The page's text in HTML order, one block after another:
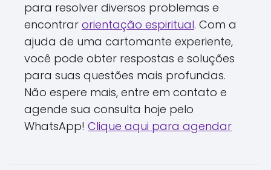
para resolver diversos problemas e
encontrar orientação espiritual. Com a
ajuda de uma cartomante experiente,
você pode obter respostas e soluções
para suas questões mais profundas.
Não espere mais, entre em contato e
agende sua consulta hoje pelo
WhatsApp! Clique aqui para agendar